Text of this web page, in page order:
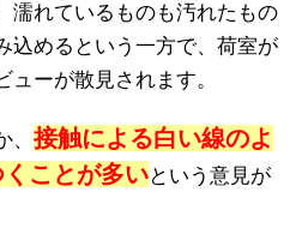
濡れているものも汚れたもの
込めるという一方で、荷室が
ーが散見されます。
接触による白い線のよ
ことが多いという意見が